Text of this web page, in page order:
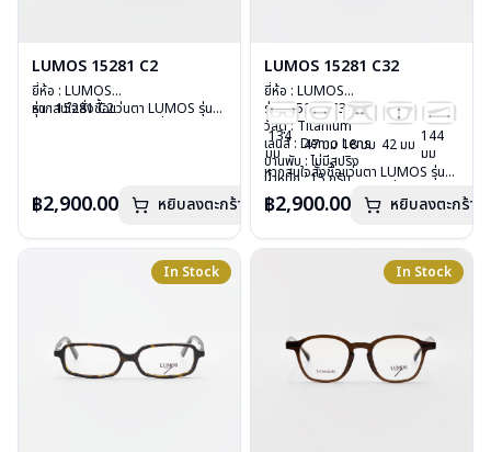
LUMOS 15281 C2
ยี่ห้อ : LUMOS
รุ่น : 15281 C2
อุปกรณ์ : กล่องแว่น , ผ้าเช็ดแว่น
การรับประกัน : 2 ปี
หากสนใจสั่งชื้อแว่นตา LUMOS รุ่น
฿2,900.00 หยิบลงตะกร้า
LUMOS 15281 C32
ยี่ห้อ : LUMOS
รุ่น : 15281 C32
วัสดุ : Titanium
เลนส์ : Demo Lens
บานพับ : ไม่มีสปริง
น้ำหนัก : 15 กรัม
อุปกรณ์ : กล่องแว่น , ผ้าเช็ดแว่น
การรับประกัน : 2 ปี
134
มม
47 มม 18 มม 42 มม 144
มม
หากสนใจสั่งชื้อแว่นตา LUMOS รุ่น
กรุณาติดต่อเราคลิก
฿2,900.00 หยิบลงตะกร้า
In Stock In Stock